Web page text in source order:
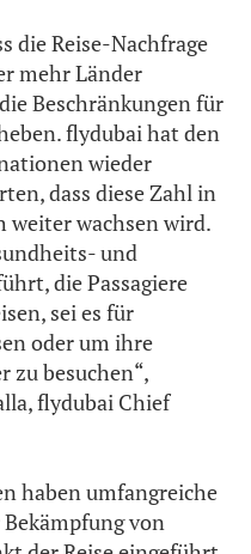
die Reise-Nachfrage
mehr Länder
Beschränkungen für
flydubai hat den
wieder
dass diese Zahl in
weiter wachsen wird.
und
die Passagiere
sei es für
oder um ihre
zu besuchen“,
flydubai Chief
haben umfangreiche
von